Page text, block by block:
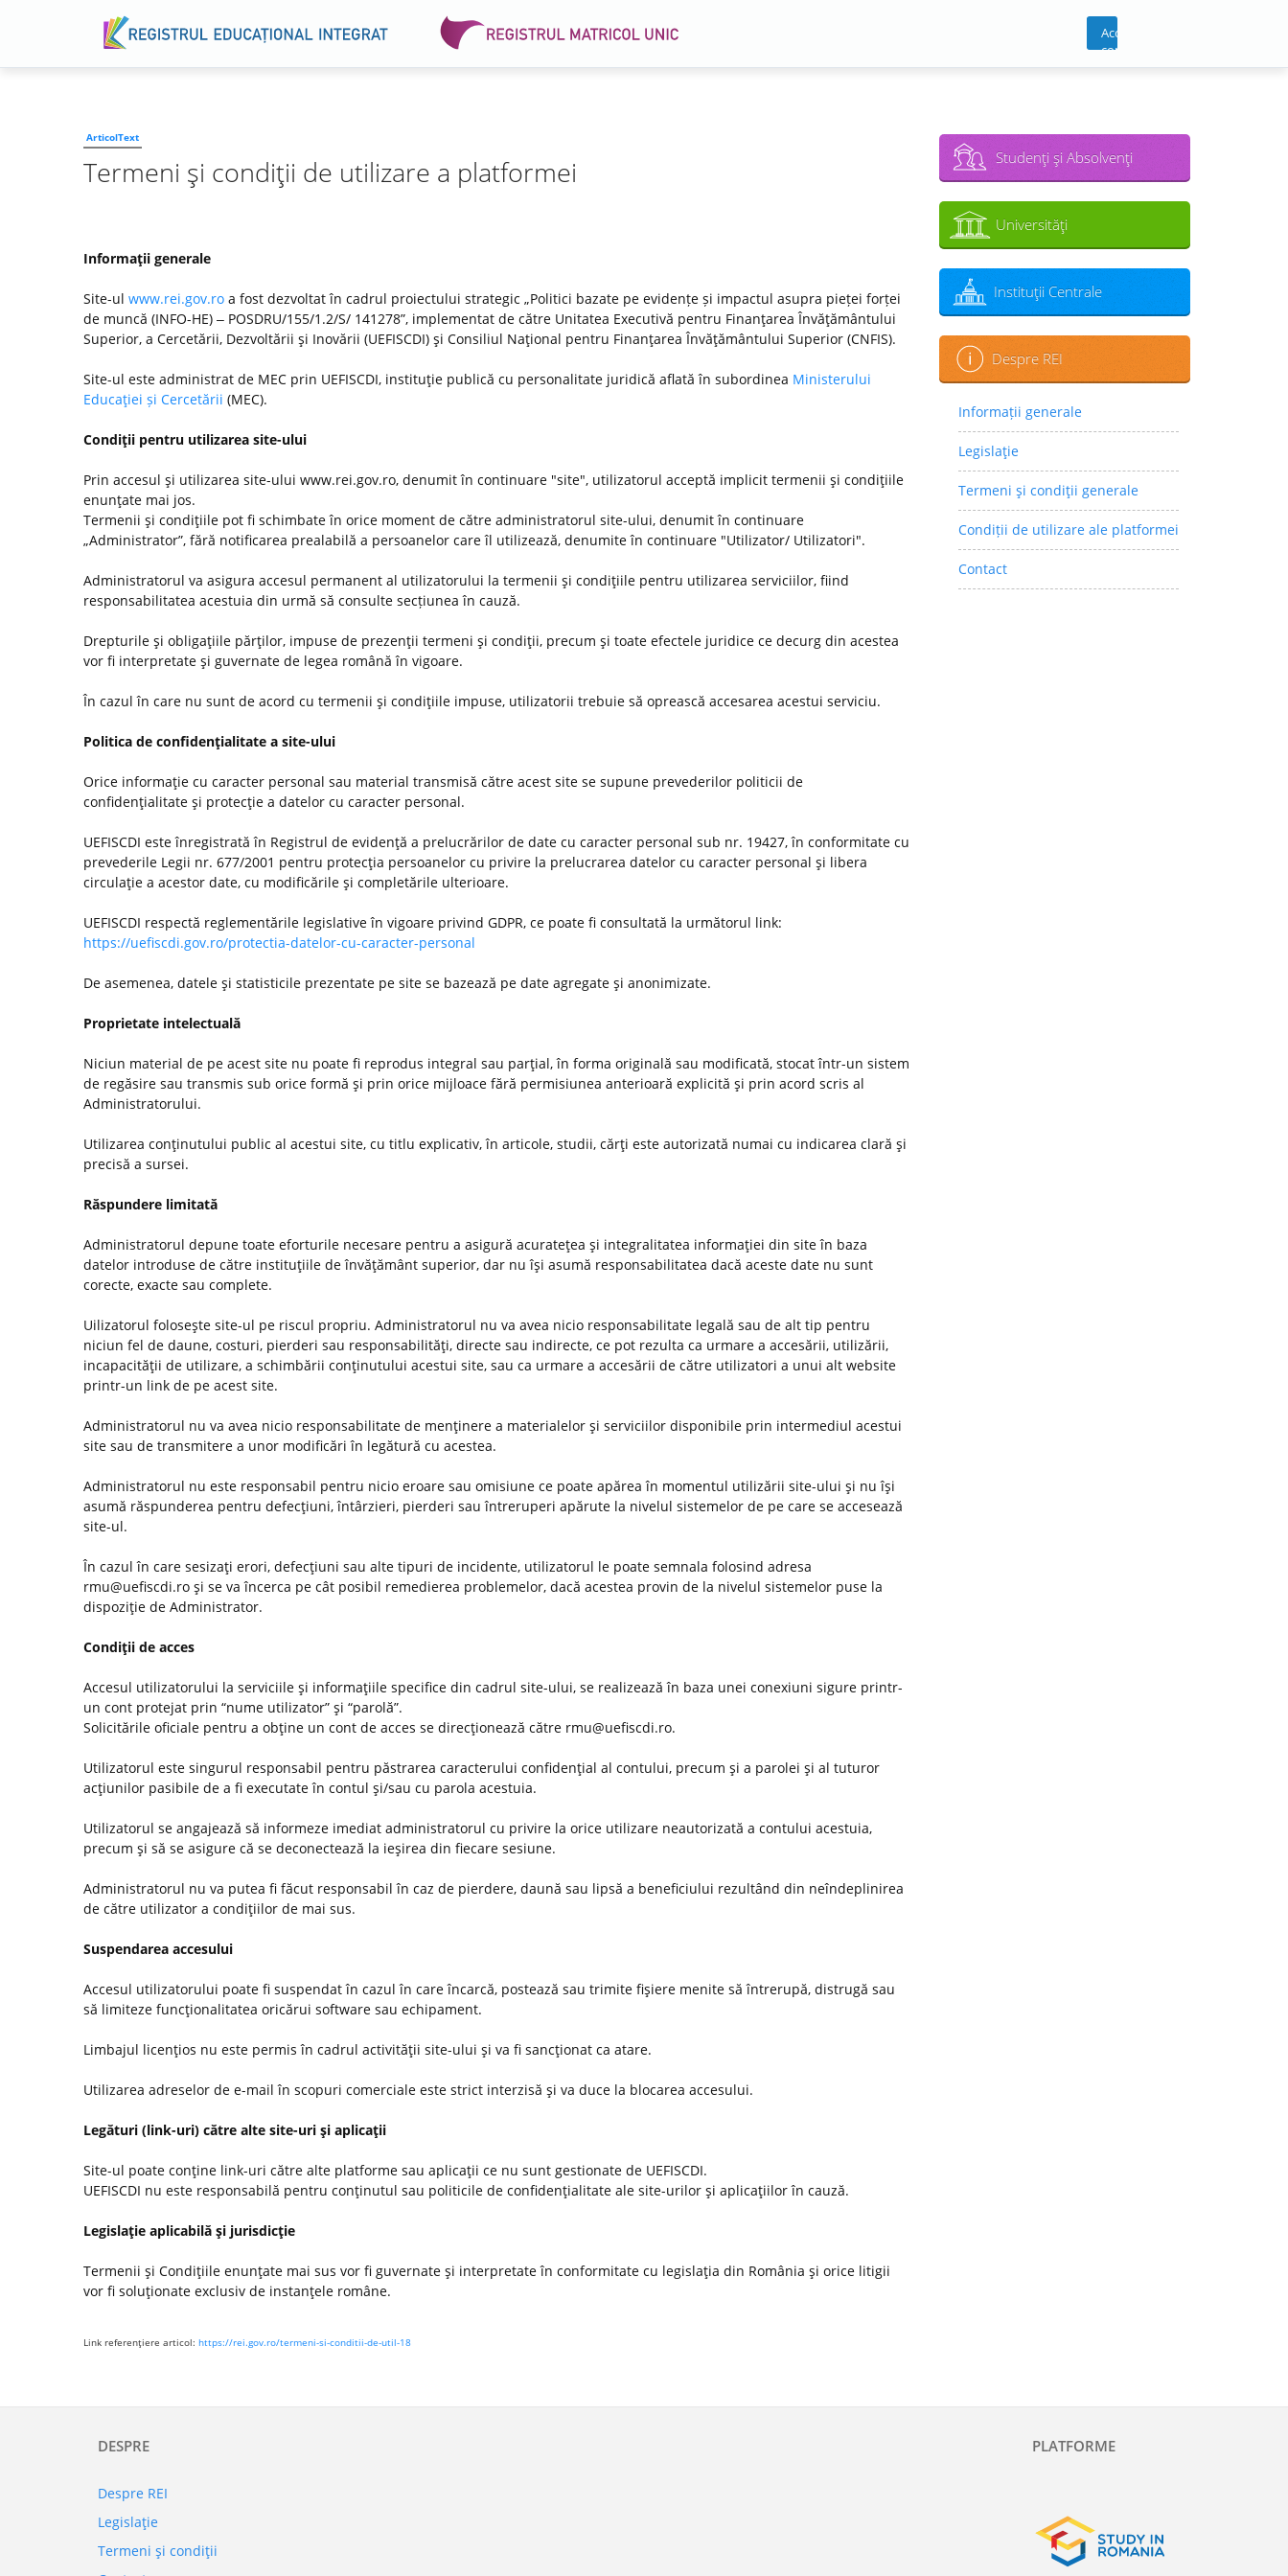
Acces
cont
ArticolText
Termeni şi condiţii de utilizare a platformei
Informaţii generale
Site-ul www.rei.gov.ro a fost dezvoltat în cadrul proiectului strategic „Politici bazate pe evidențe și impactul asupra pieței forței
de muncă (INFO-HE) ‒ POSDRU/155/1.2/S/ 141278”, implementat de către Unitatea Executivă pentru Finanţarea Învăţământului
Superior, a Cercetării, Dezvoltării şi Inovării (UEFISCDI) şi Consiliul Naţional pentru Finanţarea Învăţământului Superior (CNFIS).
Site-ul este administrat de MEC prin UEFISCDI, instituţie publică cu personalitate juridică aflată în subordinea Ministerului
Educaţiei și Cercetării (MEC).
Condiţii pentru utilizarea site-ului
Prin accesul şi utilizarea site-ului www.rei.gov.ro, denumit în continuare "site", utilizatorul acceptă implicit termenii şi condiţiile
enunţate mai jos.
Termenii şi condiţiile pot fi schimbate în orice moment de către administratorul site-ului, denumit în continuare
„Administrator”, fără notificarea prealabilă a persoanelor care îl utilizează, denumite în continuare "Utilizator/ Utilizatori".
Administratorul va asigura accesul permanent al utilizatorului la termenii şi condiţiile pentru utilizarea serviciilor, fiind
responsabilitatea acestuia din urmă să consulte secțiunea în cauză.
Drepturile şi obligaţiile părţilor, impuse de prezenţii termeni şi condiţii, precum şi toate efectele juridice ce decurg din acestea
vor fi interpretate şi guvernate de legea română în vigoare.
În cazul în care nu sunt de acord cu termenii şi condiţiile impuse, utilizatorii trebuie să oprească accesarea acestui serviciu.
Politica de confidenţialitate a site-ului
Orice informaţie cu caracter personal sau material transmisă către acest site se supune prevederilor politicii de
confidenţialitate şi protecţie a datelor cu caracter personal.
UEFISCDI este înregistrată în Registrul de evidenţă a prelucrărilor de date cu caracter personal sub nr. 19427, în conformitate cu
prevederile Legii nr. 677/2001 pentru protecţia persoanelor cu privire la prelucrarea datelor cu caracter personal şi libera
circulaţie a acestor date, cu modificările şi completările ulterioare.
UEFISCDI respectă reglementările legislative în vigoare privind GDPR, ce poate fi consultată la următorul link:
https://uefiscdi.gov.ro/protectia-datelor-cu-caracter-personal
De asemenea, datele şi statisticile prezentate pe site se bazează pe date agregate şi anonimizate.
Proprietate intelectuală
Niciun material de pe acest site nu poate fi reprodus integral sau parţial, în forma originală sau modificată, stocat într-un sistem
de regăsire sau transmis sub orice formă şi prin orice mijloace fără permisiunea anterioară explicită şi prin acord scris al
Administratorului.
Utilizarea conţinutului public al acestui site, cu titlu explicativ, în articole, studii, cărţi este autorizată numai cu indicarea clară şi
precisă a sursei.
Răspundere limitată
Administratorul depune toate eforturile necesare pentru a asigură acurateţea şi integralitatea informaţiei din site în baza
datelor introduse de către instituţiile de învăţământ superior, dar nu îşi asumă responsabilitatea dacă aceste date nu sunt
corecte, exacte sau complete.
Uilizatorul foloseşte site-ul pe riscul propriu. Administratorul nu va avea nicio responsabilitate legală sau de alt tip pentru
niciun fel de daune, costuri, pierderi sau responsabilităţi, directe sau indirecte, ce pot rezulta ca urmare a accesării, utilizării,
incapacităţii de utilizare, a schimbării conţinutului acestui site, sau ca urmare a accesării de către utilizatori a unui alt website
printr-un link de pe acest site.
Administratorul nu va avea nicio responsabilitate de menţinere a materialelor şi serviciilor disponibile prin intermediul acestui
site sau de transmitere a unor modificări în legătură cu acestea.
Administratorul nu este responsabil pentru nicio eroare sau omisiune ce poate apărea în momentul utilizării site-ului şi nu îşi
asumă răspunderea pentru defecţiuni, întârzieri, pierderi sau întreruperi apărute la nivelul sistemelor de pe care se accesează
site-ul.
În cazul în care sesizaţi erori, defecţiuni sau alte tipuri de incidente, utilizatorul le poate semnala folosind adresa
rmu@uefiscdi.ro şi se va încerca pe cât posibil remedierea problemelor, dacă acestea provin de la nivelul sistemelor puse la
dispoziţie de Administrator.
Condiţii de acces
Accesul utilizatorului la serviciile şi informaţiile specifice din cadrul site-ului, se realizează în baza unei conexiuni sigure printr-
un cont protejat prin “nume utilizator” şi “parolă”.
Solicitările oficiale pentru a obţine un cont de acces se direcţionează către rmu@uefiscdi.ro.
Utilizatorul este singurul responsabil pentru păstrarea caracterului confidenţial al contului, precum şi a parolei şi al tuturor
acţiunilor pasibile de a fi executate în contul şi/sau cu parola acestuia.
Utilizatorul se angajează să informeze imediat administratorul cu privire la orice utilizare neautorizată a contului acestuia,
precum şi să se asigure că se deconectează la ieşirea din fiecare sesiune.
Administratorul nu va putea fi făcut responsabil în caz de pierdere, daună sau lipsă a beneficiului rezultând din neîndeplinirea
de către utilizator a condiţiilor de mai sus.
Suspendarea accesului
Accesul utilizatorului poate fi suspendat în cazul în care încarcă, postează sau trimite fişiere menite să întrerupă, distrugă sau
să limiteze funcţionalitatea oricărui software sau echipament.
Limbajul licenţios nu este permis în cadrul activităţii site-ului şi va fi sancţionat ca atare.
Utilizarea adreselor de e-mail în scopuri comerciale este strict interzisă şi va duce la blocarea accesului.
Legături (link-uri) către alte site-uri şi aplicaţii
Site-ul poate conţine link-uri către alte platforme sau aplicaţii ce nu sunt gestionate de UEFISCDI.
UEFISCDI nu este responsabilă pentru conţinutul sau politicile de confidenţialitate ale site-urilor şi aplicaţiilor în cauză.
Legislaţie aplicabilă şi jurisdicţie
Termenii şi Condiţiile enunţate mai sus vor fi guvernate şi interpretate în conformitate cu legislaţia din România şi orice litigii
vor fi soluţionate exclusiv de instanţele române.
Link referenţiere articol: https://rei.gov.ro/termeni-si-conditii-de-util-18
Studenţi şi Absolvenţi
Universităţi
Instituţii Centrale
Despre REI
Informații generale
Legislaţie
Termeni şi condiţii generale
Condiții de utilizare ale platformei
Contact
DESPRE
Despre REI
Legislaţie
Termeni şi condiţii
PLATFORME